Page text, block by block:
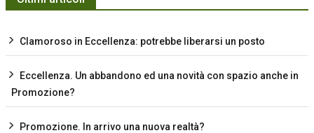
Clamoroso in Eccellenza: potrebbe liberarsi un posto
Eccellenza. Un abbandono ed una novità con spazio anche in
Promozione?
Promozione. In arrivo una nuova realtà?